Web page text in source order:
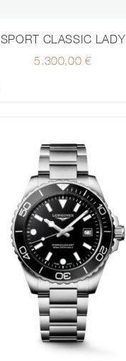
SPORT CLASSIC LADY
5.300,00€